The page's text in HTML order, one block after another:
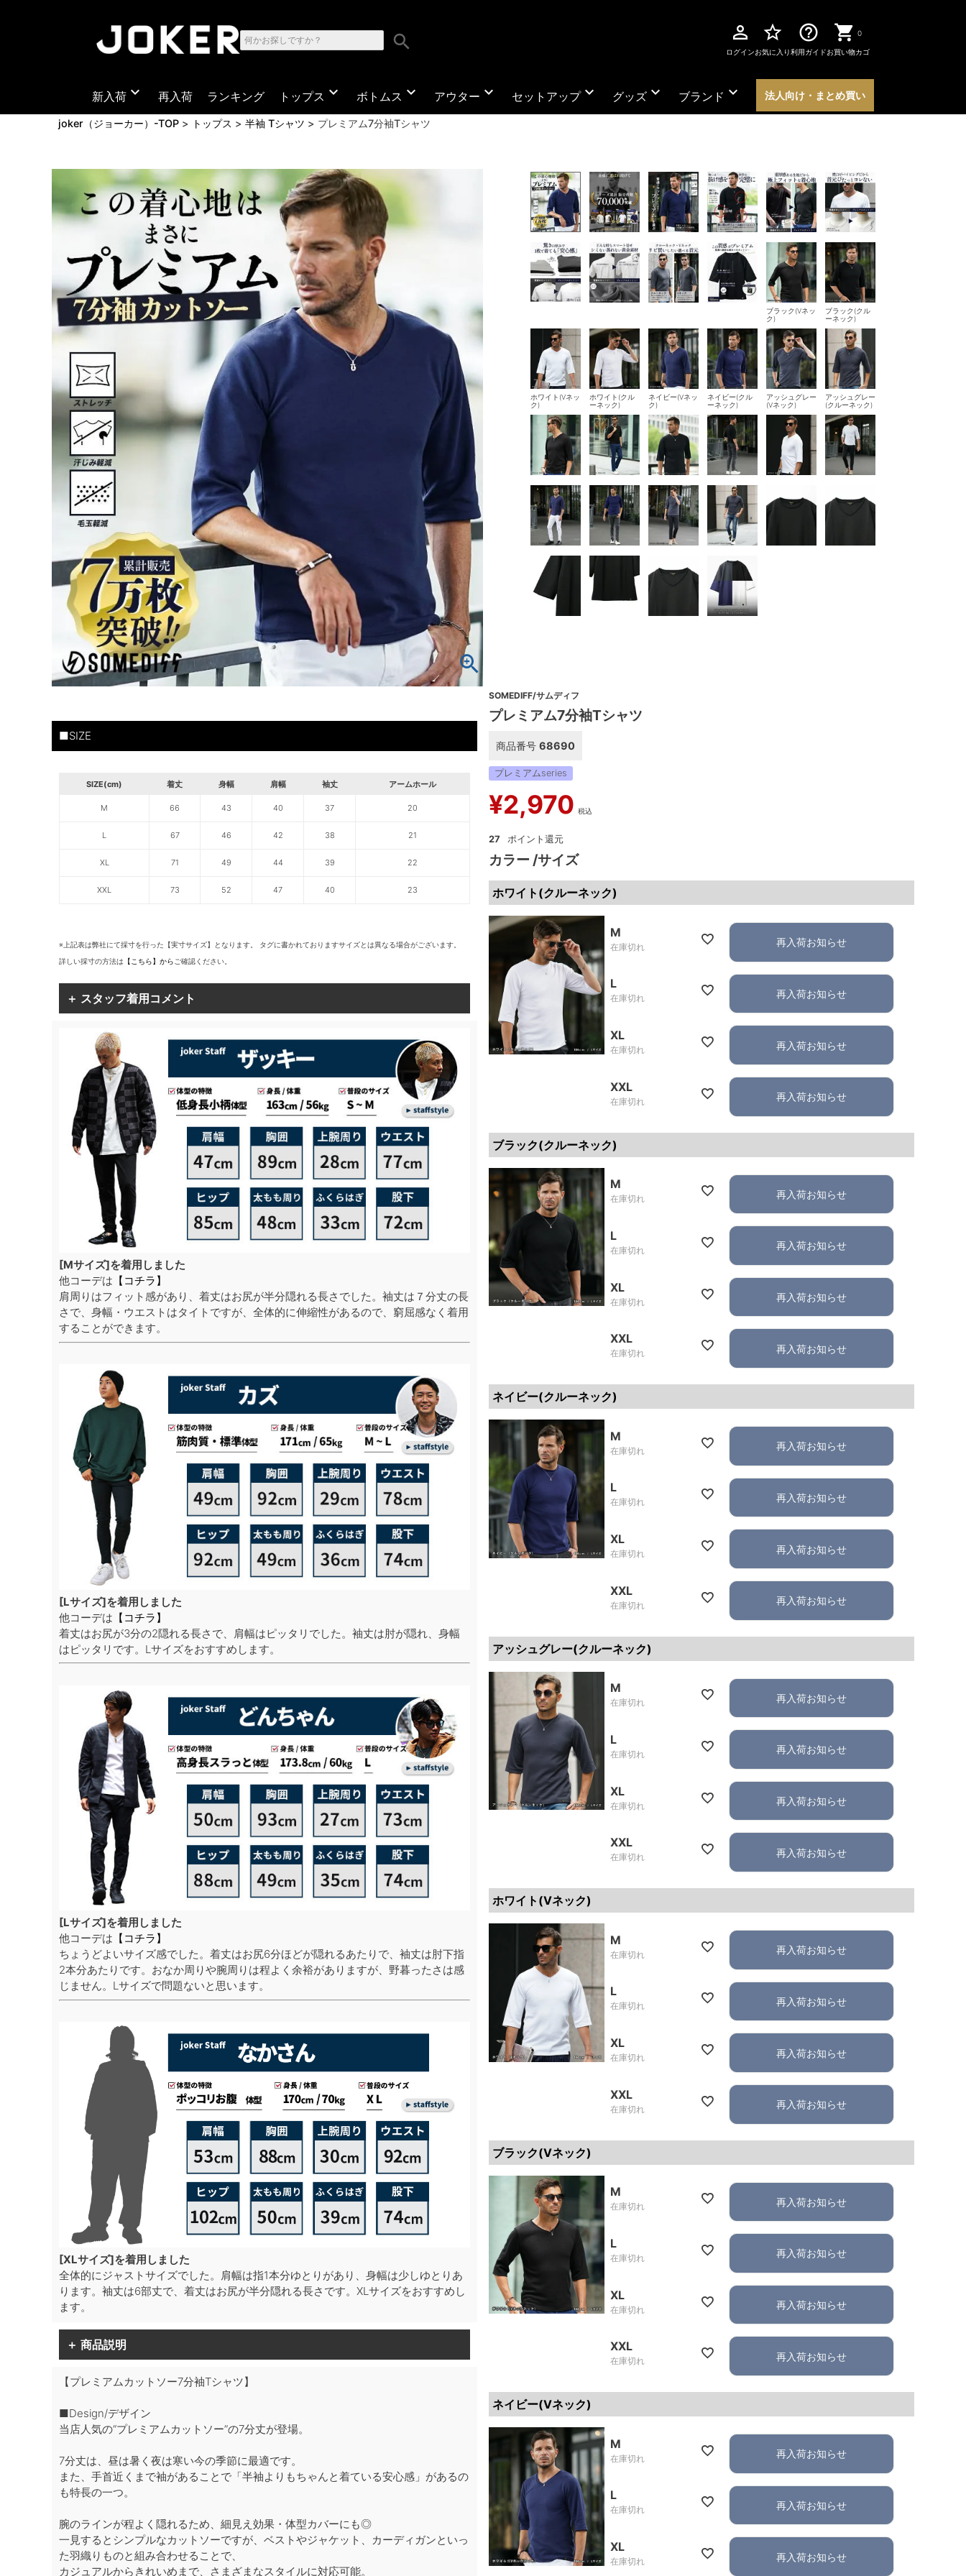
search perm_identity
ログイン
star_border
お気に入り
help_outline
利用ガイド
0
お買い物カゴ
新入荷 expand_more 再入荷 ランキング トップス expand_more ボトムス expand_more アウター expand_more セットアップexpand_more グッズ expand_more ブランド expand_more 法人向け・まとめ買い
joker（ジョーカー）-TOP トップス 半袖 Tシャツ プレミアム7分袖Tシャツ
ブラック(Vネッ
ク)
ブラック(クル
ーネック)
ホワイト(Vネッ
ク)
ホワイト(クル
ーネック)
ネイビー(Vネッ
ク)
ネイビー(クル
ーネック)
アッシュグレー
(Vネック)
アッシュグレー
(クルーネック)
■SIZE
SIZE(cm) 着丈 身幅 肩幅 袖丈 アームホール
M 66 43 40 37 20
L 67 46 42 38 21
XL 71 49 44 39 22
XXL 73 52 47 40 23
※上記表は弊社にて採寸を行った【実寸サイズ】となります。 タグに書かれておりますサイズとは異なる場合がございます。
詳しい採寸の方法は 【こちら】から ご確認ください。
＋ スタッフ着用コメント
[Mサイズ]を着用しました
他コーデは 【コチラ】
肩周りはフィット感があり、着丈はお尻が半分隠れる長さでした。袖丈は７分丈の長
さで、身幅・ウエストはタイトですが、全体的に伸縮性があるので、窮屈感なく着用
することができます。
[Lサイズ]を着用しました
他コーデは 【コチラ】
着丈はお尻が3分の2隠れる長さで、肩幅はピッタリでした。袖丈は肘が隠れ、身幅
はピッタリです。Lサイズをおすすめします。
[Lサイズ]を着用しました
他コーデは 【コチラ】
ちょうどよいサイズ感でした。着丈はお尻6分ほどが隠れるあたりで、袖丈は肘下指
2本分あたりです。おなか周りや腕周りは程よく余裕がありますが、野暮ったさは感
じません。Lサイズで問題ないと思います。
[XLサイズ]を着用しました
全体的にジャストサイズでした。肩幅は指1本分ゆとりがあり、身幅は少しゆとりあ
ります。袖丈は6部丈で、着丈はお尻が半分隠れる長さです。XLサイズをおすすめし
ます。
＋ 商品説明
【プレミアムカットソー7分袖Tシャツ】
■Design/デザイン
当店人気の“プレミアムカットソー”の7分丈が登場。
7分丈は、昼は暑く夜は寒い今の季節に最適です。
また、手首近くまで袖があることで「半袖よりもちゃんと着ている安心感」があるの
も特長の一つ。
腕のラインが程よく隠れるため、細見え効果・体型カバーにも◎
一見するとシンプルなカットソーですが、ベストやジャケット、カーディガンといっ
た羽織りものと組み合わせることで、
カジュアルからきれいめまで、さまざまなスタイルに対応可能。
SOMEDIFF/サムディフ
プレミアム7分袖Tシャツ
商品番号 68690
プレミアムseries
¥2,970 税込
27
カラー サイズ
ホワイト(クルーネック)
M
在庫切れ 再入荷お知らせ
L
在庫切れ 再入荷お知らせ
XL
在庫切れ 再入荷お知らせ
XXL
在庫切れ 再入荷お知らせ
ブラック(クルーネック)
M
在庫切れ 再入荷お知らせ
L
在庫切れ 再入荷お知らせ
XL
在庫切れ 再入荷お知らせ
XXL
在庫切れ 再入荷お知らせ
ネイビー(クルーネック)
M
在庫切れ 再入荷お知らせ
L
在庫切れ 再入荷お知らせ
XL
在庫切れ 再入荷お知らせ
XXL
在庫切れ 再入荷お知らせ
アッシュグレー(クルーネック)
M
在庫切れ 再入荷お知らせ
L
在庫切れ 再入荷お知らせ
XL
在庫切れ 再入荷お知らせ
XXL
在庫切れ 再入荷お知らせ
ホワイト(Vネック)
M
在庫切れ 再入荷お知らせ
L
在庫切れ 再入荷お知らせ
XL
在庫切れ 再入荷お知らせ
XXL
在庫切れ 再入荷お知らせ
ブラック(Vネック)
M
在庫切れ 再入荷お知らせ
L
在庫切れ 再入荷お知らせ
XL
在庫切れ 再入荷お知らせ
XXL
在庫切れ 再入荷お知らせ
ネイビー(Vネック)
M
在庫切れ 再入荷お知らせ
L
在庫切れ 再入荷お知らせ
XL
在庫切れ 再入荷お知らせ